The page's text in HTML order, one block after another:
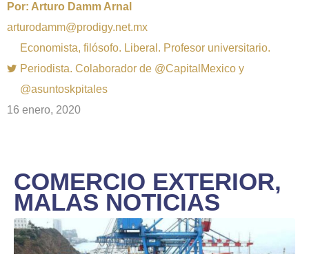
Por: Arturo Damm Arnal
arturodamm@prodigy.net.mx
Economista, filósofo. Liberal. Profesor universitario.
Periodista. Colaborador de @CapitalMexico y
@asuntoskpitales
16 enero, 2020
COMERCIO EXTERIOR,
MALAS NOTICIAS